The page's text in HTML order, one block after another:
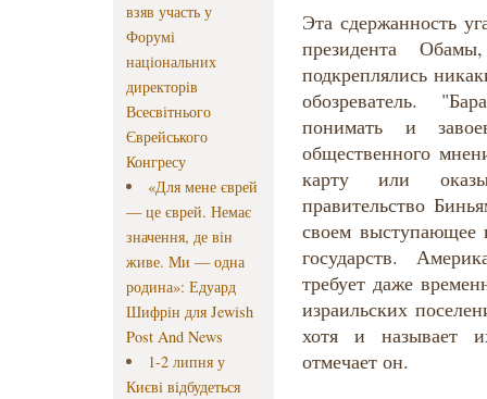
взяв участь у
Форумі
національних
директорів
Всесвітнього
Єврейського
Конгресу
«Для мене єврей
— це єврей. Немає
значення, де він
живе. Ми — одна
родина»: Едуард
Шифрін для Jewish
Post And News
1-2 липня у
Києві відбудеться
Эта сдержанность
президента
подкреплялись
обозреватель.
понимать и
общественного
карту или
правительство
своем выступающее
государств.
требует даже
израильских
хотя и называет
отмечает он.